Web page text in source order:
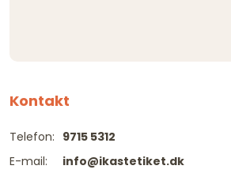
Kontakt
Telefon:
E-mail:
9715 5312
info@ikastetiket.dk